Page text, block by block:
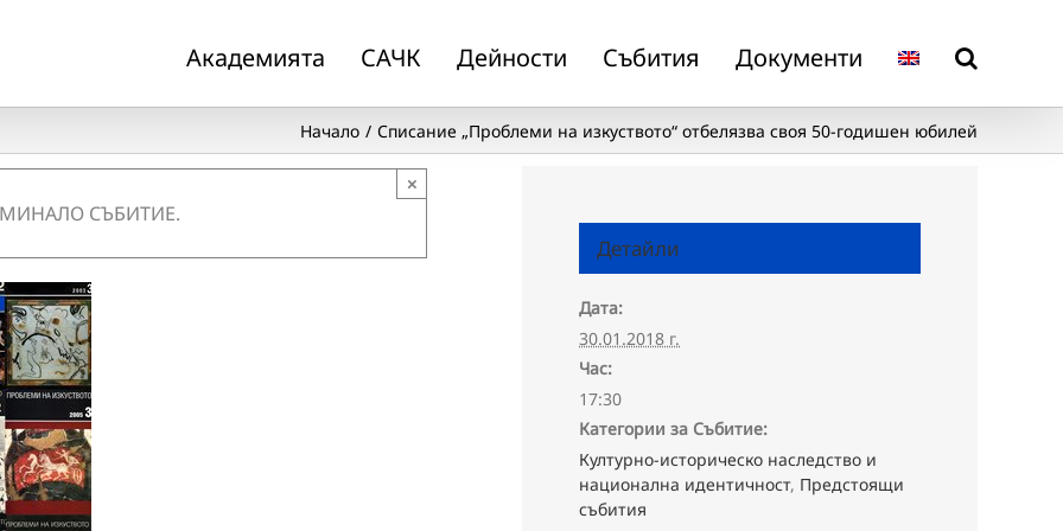
Академията САЧК Дейности Събития Документи
Начало Списание „Проблеми на изкуството“ отбелязва своя 50-годишен юбилей
СЪБИТИЕ.
×
Детайли
Дата:
30.01.2018 г.
Час:
17:30
Категории за Събитие:
Културно-историческо наследство и
национална идентичност, Предстоящи
събития